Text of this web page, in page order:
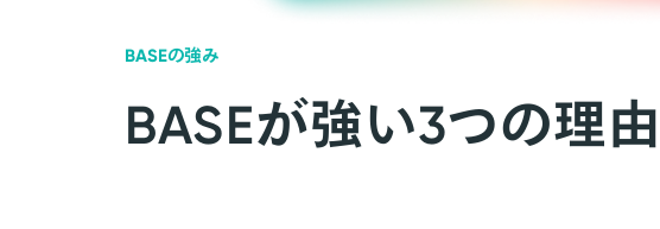
BASEの強み
BASEが強い3つの理由